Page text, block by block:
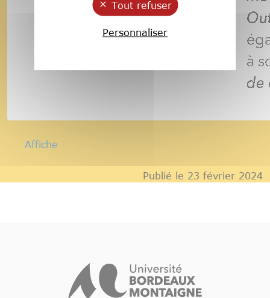
Affiche
Publié le 23 février 2024
Tout refuser
Personnaliser